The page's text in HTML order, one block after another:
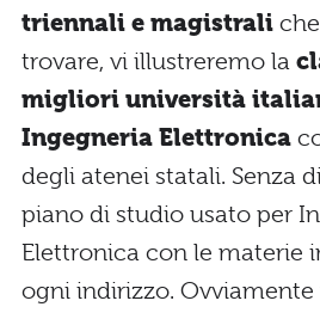
triennali e magistrali
trovare, vi illustreremo la
migliori università
Ingegneria Elettronica
degli atenei statali. Senza
piano di studio usato per
Elettronica con le materie
ogni indirizzo.